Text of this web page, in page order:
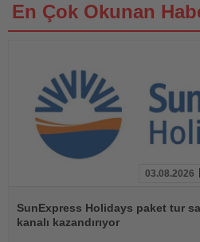
En Çok Okunan
Oku
03.08.2026
SunExpress Holidays paket tur
kanalı kazandırıyor